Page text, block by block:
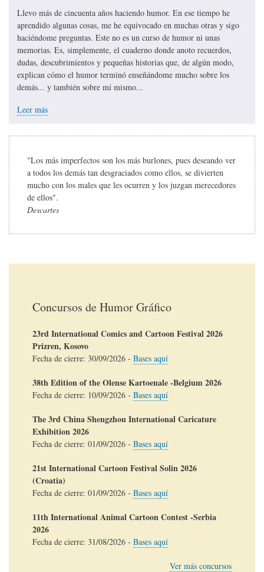
Llevo más de cincuenta años haciendo humor. En ese tiempo he
aprendido algunas cosas, me he equivocado en muchas otras y sigo
haciéndome preguntas. Este no es un curso de humor ni unas
memorias. Es, simplemente, el cuaderno donde anoto recuerdos,
dudas, descubrimientos y pequeñas historias que, de algún modo,
explican cómo el humor terminó enseñándome mucho sobre los
demás... y también sobre mí mismo...
Leer más
"Los más imperfectos son los más burlones, pues deseando ver
a todos los demás tan desgraciados como ellos, se divierten
mucho con los males que les ocurren y los juzgan merecedores
de ellos".
Descartes
Concursos de Humor Gráfico
23rd International Comics and Cartoon Festival 2026
Prizren, Kosovo
Fecha de cierre: 30/09/2026 - Bases aquí
38th Edition of the Olense Kartoenale -Belgium 2026
Fecha de cierre: 10/09/2026 - Bases aquí
The 3rd China Shengzhou International Caricature
Exhibition 2026
Fecha de cierre: 01/09/2026 - Bases aquí
21st International Cartoon Festival Solin 2026
(Croatia)
Fecha de cierre: 01/09/2026 - Bases aquí
11th International Animal Cartoon Contest -Serbia
2026
Fecha de cierre: 31/08/2026 - Bases aquí
Ver más concursos